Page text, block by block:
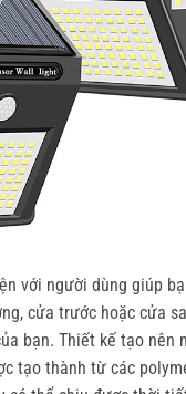
với người dùng giúp
cửa trước hoặc cửa
bạn. Thiết kế tạo nên
tạo thành từ các